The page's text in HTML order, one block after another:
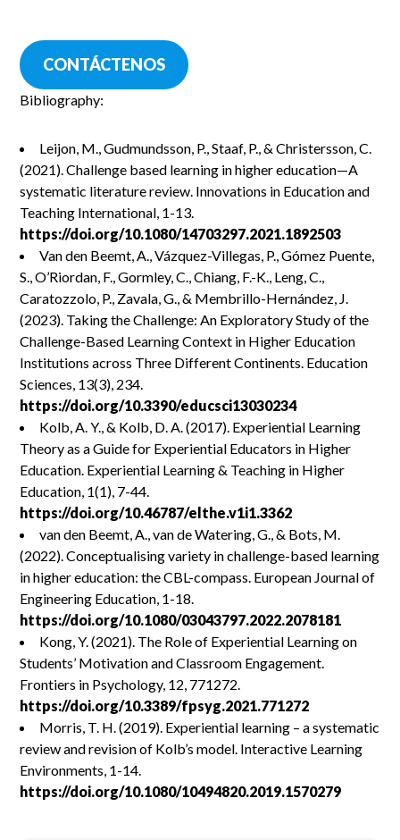
CONTÁCTENOS
Bibliography:
Leijon, M., Gudmundsson, P., Staaf, P., & Christersson, C.
(2021). Challenge based learning in higher education—A
systematic literature review. Innovations in Education and
Teaching International, 1-13.
https://doi.org/10.1080/14703297.2021.1892503
Van den Beemt, A., Vázquez-Villegas, P., Gómez Puente,
S., O’Riordan, F., Gormley, C., Chiang, F.-K., Leng, C.,
Caratozzolo, P., Zavala, G., & Membrillo-Hernández, J.
(2023). Taking the Challenge: An Exploratory Study of the
Challenge-Based Learning Context in Higher Education
Institutions across Three Different Continents. Education
Sciences, 13(3), 234.
https://doi.org/10.3390/educsci13030234
Kolb, A. Y., & Kolb, D. A. (2017). Experiential Learning
Theory as a Guide for Experiential Educators in Higher
Education. Experiential Learning & Teaching in Higher
Education, 1(1), 7-44.
https://doi.org/10.46787/elthe.v1i1.3362
van den Beemt, A., van de Watering, G., & Bots, M.
(2022). Conceptualising variety in challenge-based learning
in higher education: the CBL-compass. European Journal of
Engineering Education, 1-18.
https://doi.org/10.1080/03043797.2022.2078181
Kong, Y. (2021). The Role of Experiential Learning on
Students’ Motivation and Classroom Engagement.
Frontiers in Psychology, 12, 771272.
https://doi.org/10.3389/fpsyg.2021.771272
Morris, T. H. (2019). Experiential learning – a systematic
review and revision of Kolb’s model. Interactive Learning
Environments, 1-14.
https://doi.org/10.1080/10494820.2019.1570279